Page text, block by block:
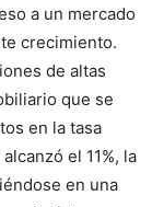
a un mercado
crecimiento.
de altas
que se
en la tasa
el 11%, la
en una